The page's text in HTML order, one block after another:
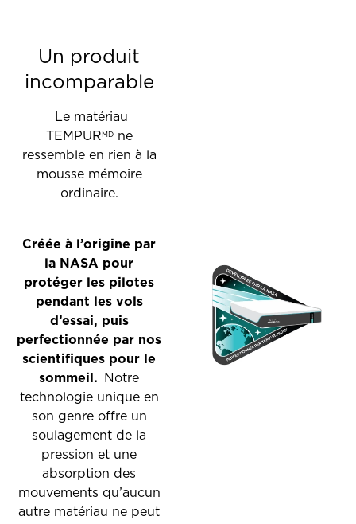
Un produit
incomparable
Le matériau
TEMPURMDne
ressemble en rien à la
mousse mémoire
ordinaire.
Créée à l’origine par
la NASA pour
protéger les pilotes
pendant les vols
d’essai, puis
perfectionnée par nos
scientifiques pour le
sommeil.|
‎ Notre
technologie unique en
son genre offre un
soulagement de la
pression et une
absorption des
mouvements qu’aucun
autre matériau ne peut